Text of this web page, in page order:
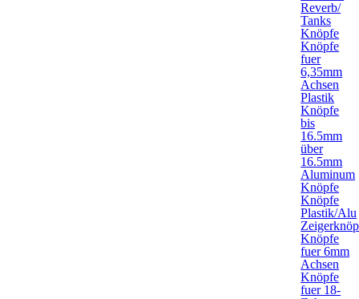
Reverb/
Tanks
Knöpfe
Knöpfe
fuer
6,35mm
Achsen
Plastik
Knöpfe
bis
16.5mm
über
16.5mm
Aluminum
Knöpfe
Knöpfe
Plastik/Alu
Knöpfe
fuer 6mm
Achsen
Knöpfe
fuer 18-